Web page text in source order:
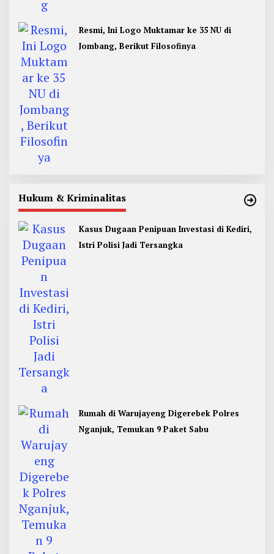
Resmi, Ini Logo Muktamar ke 35 NU di
Jombang, Berikut Filosofinya
Hukum & Kriminalitas
Kasus Dugaan Penipuan Investasi di Kediri,
Istri Polisi Jadi Tersangka
Rumah di Warujayeng Digerebek Polres
Nganjuk, Temukan 9 Paket Sabu